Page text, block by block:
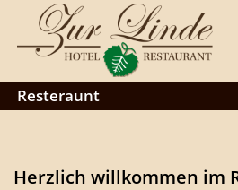
Resteraunt
Herzlich willkommen im